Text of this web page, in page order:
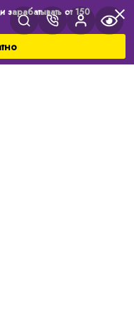
и зарабатывать от 150